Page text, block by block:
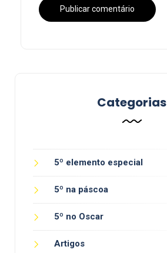
Categorias
5º elemento especial
5º na páscoa
5º no Oscar
Artigos